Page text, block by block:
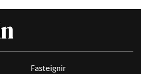
Fasteignir